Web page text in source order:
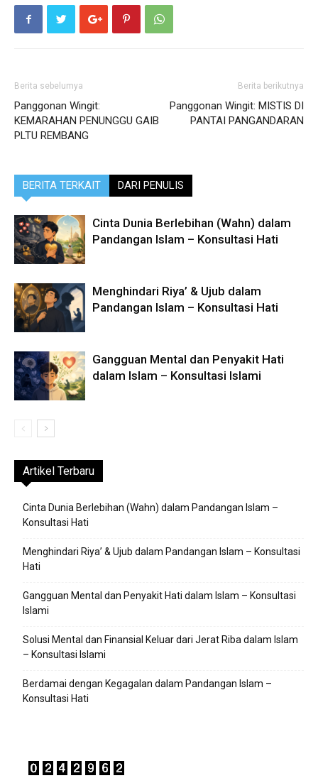
Berita sebelumya
Panggonan Wingit:
KEMARAHAN PENUNGGU GAIB
PLTU REMBANG
Berita berikutnya
Panggonan Wingit: MISTIS DI
PANTAI PANGANDARAN
BERITA TERKAIT DARI PENULIS
Cinta Dunia Berlebihan (Wahn) dalam
Pandangan Islam – Konsultasi Hati
Menghindari Riya’ & Ujub dalam
Pandangan Islam – Konsultasi Hati
Gangguan Mental dan Penyakit Hati
dalam Islam – Konsultasi Islami
Artikel Terbaru
Cinta Dunia Berlebihan (Wahn) dalam Pandangan Islam –
Konsultasi Hati
Menghindari Riya’ & Ujub dalam Pandangan Islam – Konsultasi
Hati
Gangguan Mental dan Penyakit Hati dalam Islam – Konsultasi
Islami
Solusi Mental dan Finansial Keluar dari Jerat Riba dalam Islam
– Konsultasi Islami
Berdamai dengan Kegagalan dalam Pandangan Islam –
Konsultasi Hati